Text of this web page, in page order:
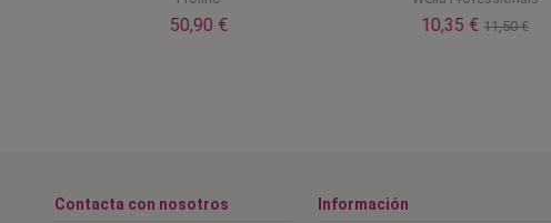
50,90 € 10,35 €11,50 €
Contacta con nosotros Información